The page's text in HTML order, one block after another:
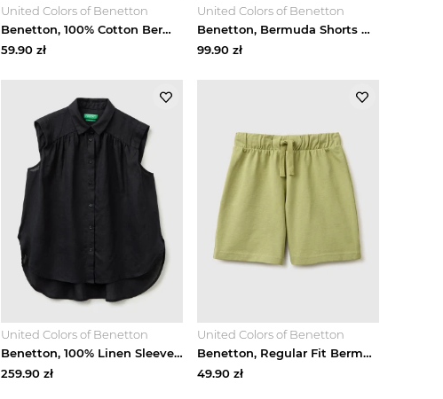
United Colors of Benetton
Benetton, 100% Cotton Bermuda Shorts, Dark Gray, Kids United Colors Of Benetton
59.90 zł
United Colors of Benetton
Benetton, Bermuda Shorts With Drawstring, Military Green, Kids United Colors Of Benetton
99.90 zł
United Colors of Benetton
Benetton, 100% Linen Sleeveless Blouse, Black, Women United Colors Of Benetton
259.90 zł
United Colors of Benetton
Benetton, Regular Fit Bermuda Shorts, Military Green, Kids United Colors Of Benetton
49.90 zł